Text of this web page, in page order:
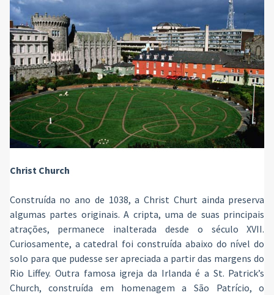
Christ Church
Construída no ano de 1038, a Christ Churt ainda preserva
algumas partes originais. A cripta, uma de suas principais
atrações, permanece inalterada desde o século XVII.
Curiosamente, a catedral foi construída abaixo do nível do
solo para que pudesse ser apreciada a partir das margens do
Rio Liffey. Outra famosa igreja da Irlanda é a St. Patrick’s
Church, construída em homenagem a São Patrício, o